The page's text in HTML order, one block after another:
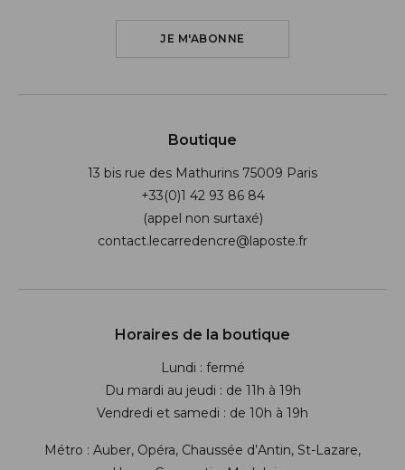
JE M'ABONNE
Boutique
13 bis rue des Mathurins 75009 Paris
+33(0)1 42 93 86 84
(appel non surtaxé)
contact.lecarredencre@laposte.fr
Horaires de la boutique
Lundi : fermé
Du mardi au jeudi : de 11h à 19h
Vendredi et samedi : de 10h à 19h
Métro : Auber, Opéra, Chaussée d’Antin, St-Lazare,